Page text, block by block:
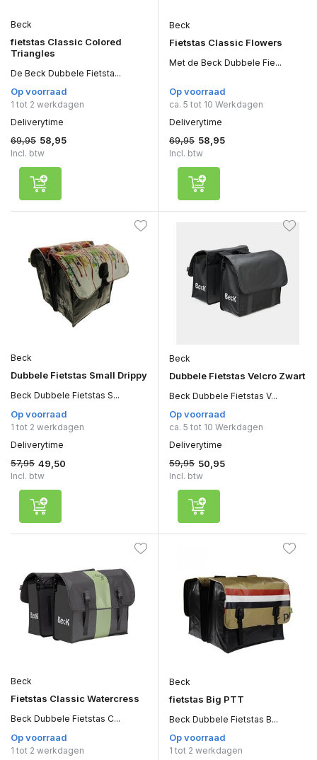
Beck
fietstas Classic Colored
Triangles
De Beck Dubbele Fietsta...
Op voorraad
1 tot 2 werkdagen
Deliverytime
69,95 58,95
Incl. btw
Beck
Fietstas Classic Flowers
Met de Beck Dubbele Fie...
Op voorraad
ca. 5 tot 10 Werkdagen
Deliverytime
69,95 58,95
Incl. btw
Beck
Dubbele Fietstas Small Drippy
Beck Dubbele Fietstas S...
Op voorraad
1 tot 2 werkdagen
Deliverytime
57,95 49,50
Incl. btw
Beck
Dubbele Fietstas Velcro Zwart
Beck Dubbele Fietstas V...
Op voorraad
ca. 5 tot 10 Werkdagen
Deliverytime
59,95 50,95
Incl. btw
Beck
Fietstas Classic Watercress
Beck Dubbele Fietstas C...
Op voorraad
1 tot 2 werkdagen
Beck
fietstas Big PTT
Beck Dubbele Fietstas B...
Op voorraad
1 tot 2 werkdagen